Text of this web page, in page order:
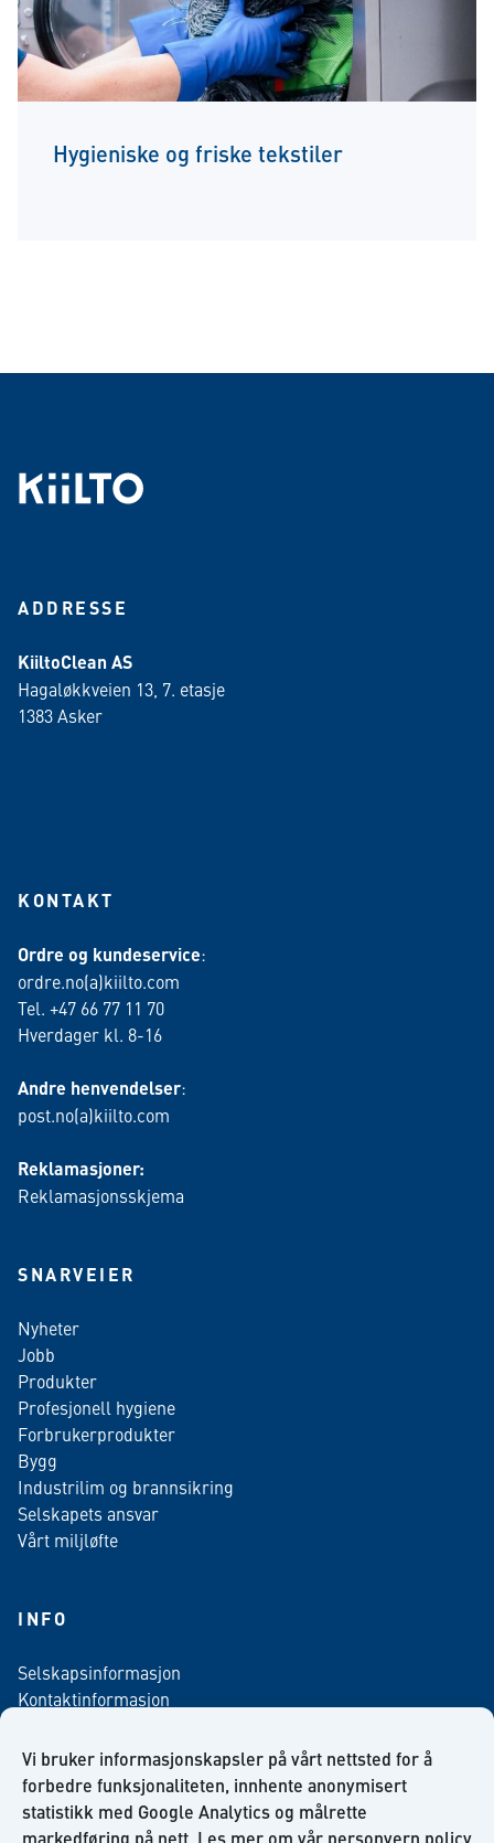
Vi bruker informasjonskapsler på vårt nettsted for å
forbedre funksjonaliteten, innhente anonymisert
statistikk med Google Analytics og målrette
Hygieniske og friske tekstiler
ADDRESSE
KiiltoClean AS
Hagaløkkveien 13, 7. etasje
1383 Asker
KONTAKT
Ordre og kundeservice:
ordre.no(a)kiilto.com
Tel. +47 66 77 11 70
Hverdager kl. 8-16
Andre henvendelser:
post.no(a)kiilto.com
Reklamasjoner:
Reklamasjonsskjema
SNARVEIER
Nyheter
Jobb
Produkter
Profesjonell hygiene
Forbrukerprodukter
Bygg
Industrilim og brannsikring
Selskapets ansvar
Vårt miljløfte
INFO
Selskapsinformasjon
Kontaktinformasjon
Salgsbetingelser
Nyhetsbrev påmelding